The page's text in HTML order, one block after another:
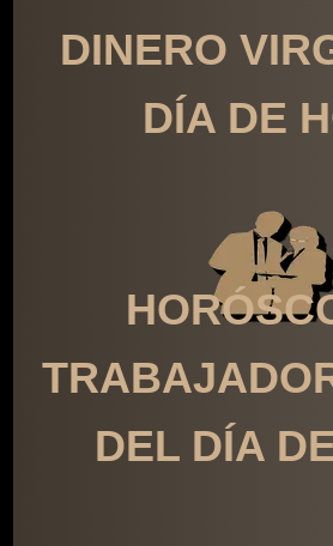
DINERO
DÍA DE
DEL DÍA